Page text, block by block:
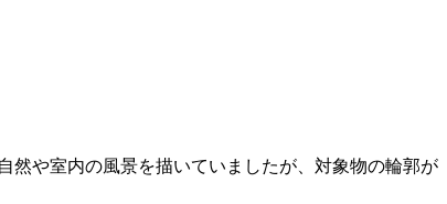
然や室内の風景を描いていましたが、対象物の輪郭が